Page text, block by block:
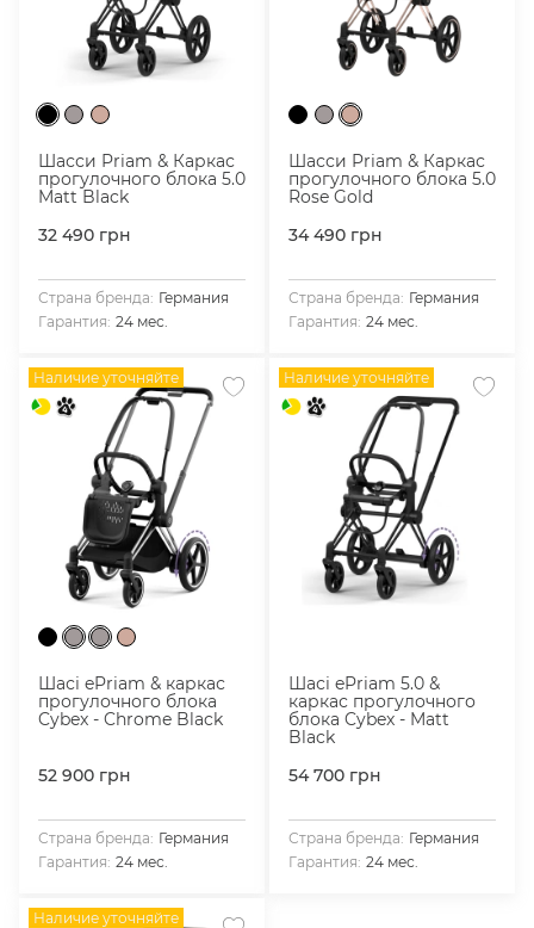
Шасси Priam & Каркас
прогулочного блока 5.0
Matt Black
32 490 грн
Страна бренда: Германия
Гарантия: 24 мес.
Шасси Priam & Каркас
прогулочного блока 5.0
Rose Gold
34 490 грн
Страна бренда: Германия
Гарантия: 24 мес.
Наличие уточняйте
Шасі ePriam & каркас
прогулочного блока
Cybex - Chrome Black
52 900 грн
Страна бренда: Германия
Гарантия: 24 мес.
Наличие уточняйте
Шасі ePriam 5.0 &
каркас прогулочного
блока Cybex - Matt
Black
54 700 грн
Страна бренда: Германия
Гарантия: 24 мес.
Наличие уточняйте